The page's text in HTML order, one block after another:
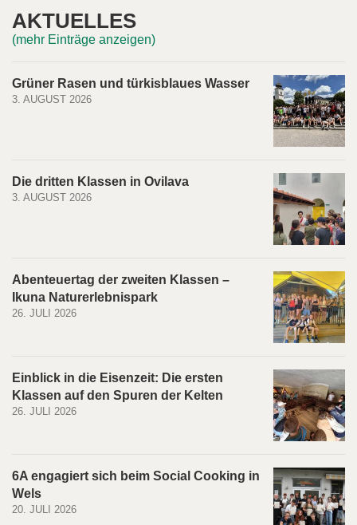
AKTUELLES
(mehr Einträge anzeigen)
Grüner Rasen und türkisblaues Wasser
3. AUGUST 2026
Die dritten Klassen in Ovilava
3. AUGUST 2026
Abenteuertag der zweiten Klassen –
Ikuna Naturerlebnispark
26. JULI 2026
Einblick in die Eisenzeit: Die ersten
Klassen auf den Spuren der Kelten
26. JULI 2026
6A engagiert sich beim Social Cooking in
Wels
20. JULI 2026